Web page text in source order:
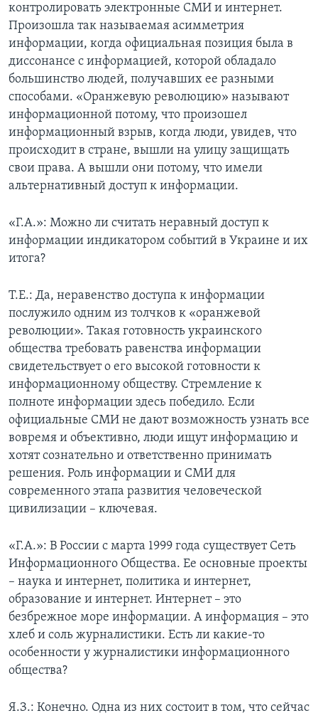
контролировать электронные СМИ и интернет.
Произошла так называемая асимметрия
информации, когда официальная позиция была в
диссонансе с информацией, которой обладало
большинство людей, получавших ее разными
способами. «Оранжевую революцию» называют
информационной потому, что произошел
информационный взрыв, когда люди, увидев, что
происходит в стране, вышли на улицу защищать
свои права. А вышли они потому, что имели
альтернативный доступ к информации.
«Г.А.»: Можно ли считать неравный доступ к
информации индикатором событий в Украине и их
итога?
Т.Е.: Да, неравенство доступа к информации
послужило одним из толчков к «оранжевой
революции». Такая готовность украинского
общества требовать равенства информации
свидетельствует о его высокой готовности к
информационному обществу. Стремление к
полноте информации здесь победило. Если
официальные СМИ не дают возможность узнать все
вовремя и объективно, люди ищут информацию и
хотят сознательно и ответственно принимать
решения. Роль информации и СМИ для
современного этапа развития человеческой
цивилизации – ключевая.
«Г.А.»: В России с марта 1999 года существует Сеть
Информационного Общества. Ее основные проекты
– наука и интернет, политика и интернет,
образование и интернет. Интернет – это
безбрежное море информации. А информация – это
хлеб и соль журналистики. Есть ли какие-то
особенности у журналистики информационного
общества?
Я.З.: Конечно. Одна из них состоит в том, что сейчас